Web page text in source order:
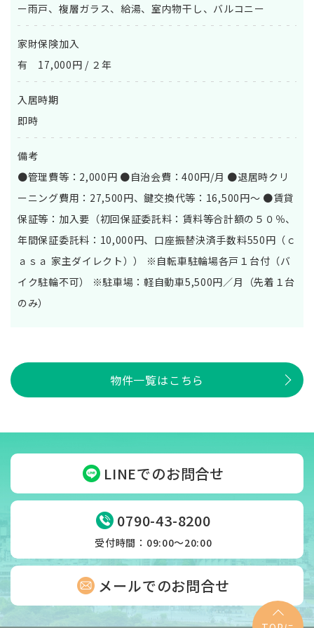
ー雨戸、複層ガラス、給湯、室内物干し、バルコニー
家財保険加入
有 17,000円 / ２年
入居時期
即時
備考
●管理費等：2,000円 ●自治会費：400円/月 ●退居時クリ
ーニング費用：27,500円、鍵交換代等：16,500円～ ●賃貸
保証等：加入要（初回保証委託料：賃料等合計額の５０％、
年間保証委託料：10,000円、口座振替決済手数料550円（ｃ
ａｓａ 家主ダイレクト）） ※自転車駐輪場各戸１台付（バ
イク駐輪不可） ※駐車場：軽自動車5,500円／月（先着１台
のみ）
物件一覧はこちら
LINEでのお問合せ
0790-43-8200
受付時間：09:00〜20:00
メールでのお問合せ